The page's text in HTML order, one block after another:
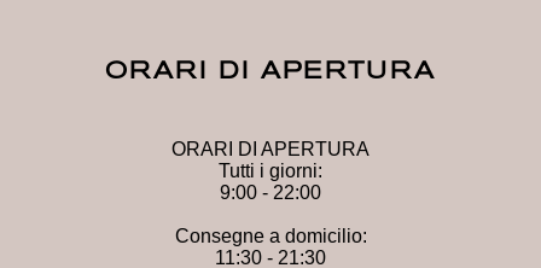
ORARI DI APERTURA
ORARI DI APERTURA
Tutti i giorni:
9:00 - 22:00
Consegne a domicilio:
11:30 - 21:30